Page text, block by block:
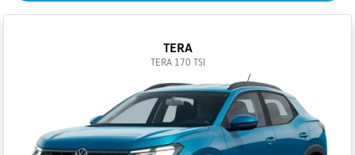
TERA
TERA 170 TSI